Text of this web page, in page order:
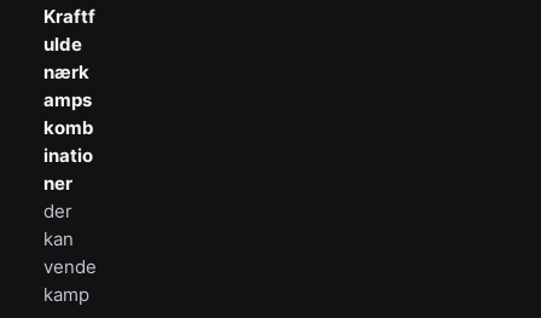
Kraftf
ulde
nærk
amps
komb
inatio
ner
der
kan
vende
kamp